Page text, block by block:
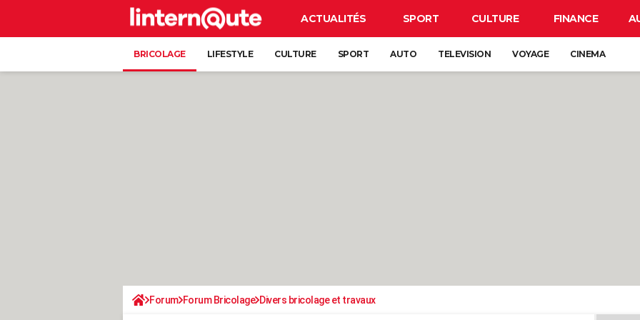
ACTUALITÉS SPORT CULTURE FINANCE
BRICOLAGE LIFESTYLE CULTURE SPORT AUTO TELEVISION VOYAGE CINEMA
Forum Forum Bricolage Divers bricolage et travaux